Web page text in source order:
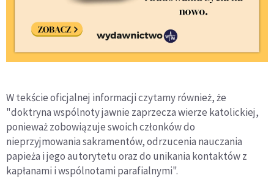
W tekście oficjalnej informacji czytamy również, że
"doktryna wspólnoty jawnie zaprzecza wierze katolickiej,
ponieważ zobowiązuje swoich członków do
nieprzyjmowania sakramentów, odrzucenia nauczania
papieża i jego autorytetu oraz do unikania kontaktów z
kapłanami i wspólnotami parafialnymi".